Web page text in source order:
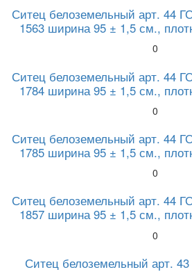
Ситец белоземельный арт. 44
1563 ширина 95 ± 1,5 см.,
0
Ситец белоземельный арт. 44
1784 ширина 95 ± 1,5 см.,
0
Ситец белоземельный арт. 44
1785 ширина 95 ± 1,5 см.,
0
Ситец белоземельный арт. 44
1857 ширина 95 ± 1,5 см.,
0
Ситец белоземельный арт.